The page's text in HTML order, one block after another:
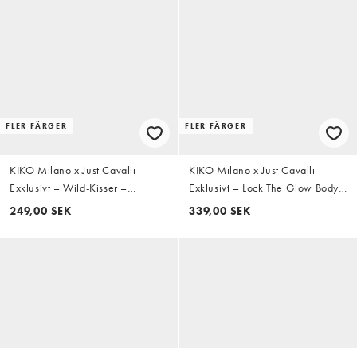
FLER FÄRGER
KIKO Milano x Just Cavalli –
Exklusivt – Wild-Kisser –
Läppstift med SPF30 - 03 No
249,00 SEK
FLER FÄRGER
KIKO Milano x Just Cavalli –
Exklusivt – Lock The Glow Body
Luminizer – Luminizer bodylotion
339,00 SEK